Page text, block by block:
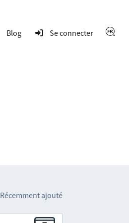
Blog Se connecter
Récemment ajouté